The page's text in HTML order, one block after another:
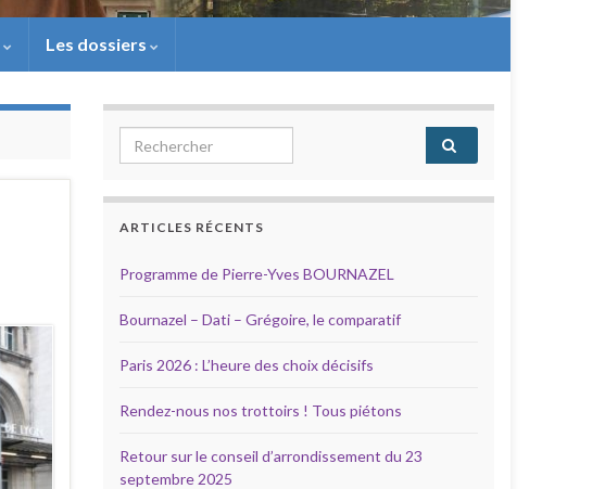
Les dossiers
Search for:
ARTICLES RÉCENTS
Programme de Pierre-Yves BOURNAZEL
Bournazel – Dati – Grégoire, le comparatif
Paris 2026 : L’heure des choix décisifs
Rendez-nous nos trottoirs ! Tous piétons
Retour sur le conseil d’arrondissement du 23
septembre 2025